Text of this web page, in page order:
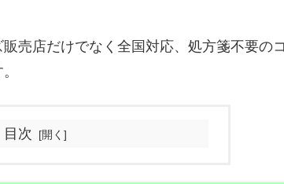
売店だけでなく全国対応、処方箋不要の
目次